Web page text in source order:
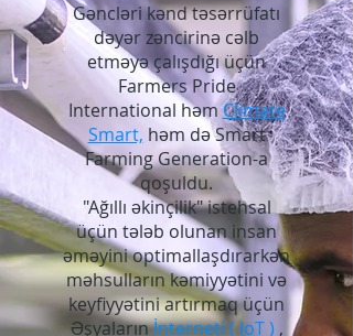
Gəncləri kənd təsərrüfatı
dəyər zəncirinə cəlb
etməyə çalışdığı üçün
Farmers Pride
International həmClimate
Smart, həm də Smart
Farming Generation-a
qoşuldu.
"Ağıllı əkinçilik" istehsal
üçün tələb olunan insan
əməyini optimallaşdırarkən
məhsulların kəmiyyətini və
keyfiyyətini artırmaq üçün
Əşyalarınİnterneti (IoT) ,